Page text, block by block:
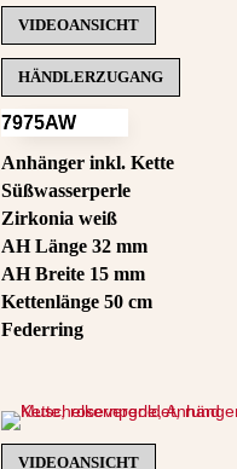
VIDEOANSICHT
HÄNDLERZUGANG
7975AW
Anhänger inkl. Kette
Süßwasserperle
Zirkonia weiß
AH Länge 32 mm
AH Breite 15 mm
Kettenlänge 50 cm
Federring
VIDEOANSICHT